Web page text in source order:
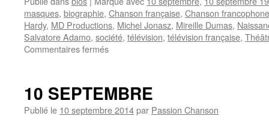
masques, biographie, Chanson française, Chanson francophone
Hardy, MD Productions, Michel Jonasz, Mireille Dumas,
Salvatore Adamo, société, télévision, télévision française,
Commentaires ferméssur
10 SEPTEMBRE
Publié le 10 septembre 2014par Passion Chanson